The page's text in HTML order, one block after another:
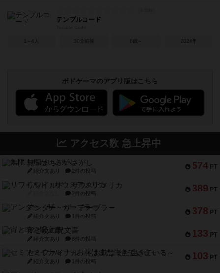
テンプルコード
1～4人 30分前後 8歳～ 2024年
ボドゲーマのアプリ版はこちら
アクセス数 急上昇中
574 PT
無限まちがいさがし
紹介文あり 2件の投稿
389 PT
リワイルド：サウスアメリカ
2件の投稿
378 PT
アンダー・ザ・テーブラー
紹介文あり 1件の投稿
133 PT
宵と暁の呪文書
紹介文あり 8件の投稿
103 PT
セミファイナル ～お前はまだ生きている～
紹介文あり 1件の投稿